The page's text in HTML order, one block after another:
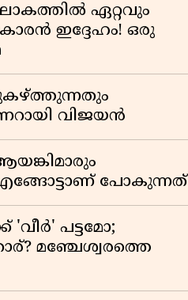
ഏറ്റവും
ഇദ്ദേഹം! ഒരു
വിജയൻ
എങ്ങോട്ടാണ് പോകുന്നത്
'വീർ' പട്ടമോ;
മഞ്ചേശ്വരത്തെ